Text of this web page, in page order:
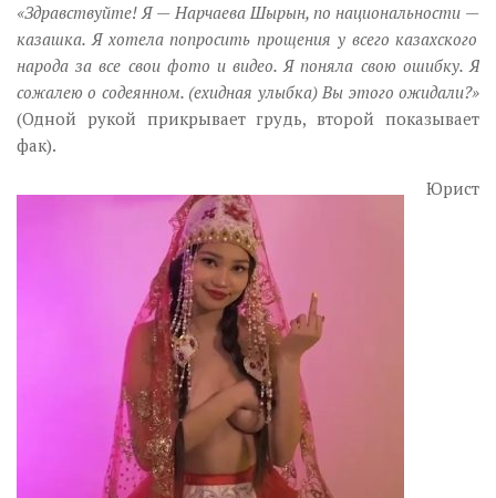
«Здравствуйте! Я— Нарчаева Шырын, по национальности —
казашка. Я хотела попросить прощения у всего казахского
народа за все свои фото и видео. Я поняла свою ошибку. Я
сожалею о содеянном. (ехидная улыбка) Вы этого ожидали?»
(Одной рукой прикрывает грудь, второй показывает
фак).
Юрист